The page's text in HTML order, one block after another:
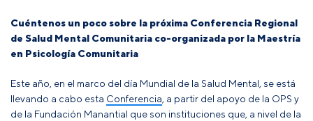
Cuéntenos un poco sobre la próxima Conferencia Regional
de Salud Mental Comunitaria co-organizada por la Maestría
en Psicología Comunitaria
Este año, en el marco del día Mundial de la Salud Mental, se está
llevando a cabo esta Conferencia, a partir del apoyo de la OPS y
de la Fundación Manantial que son instituciones que, a nivel de la